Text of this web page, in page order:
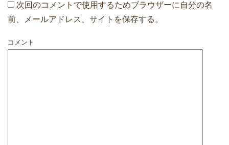
次回のコメントで使用するためブラウザーに自分の名
前、メールアドレス、サイトを保存する。
コメント